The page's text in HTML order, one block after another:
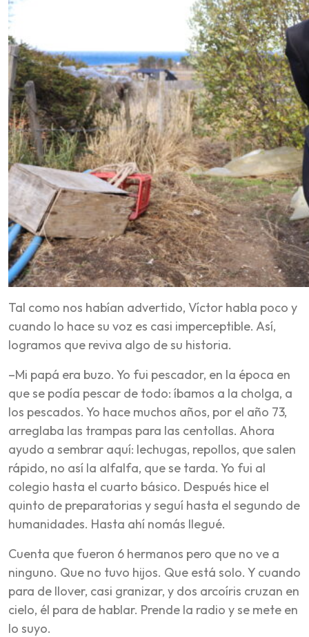
Tal como nos habían advertido, Víctor habla poco y
cuando lo hace su voz es casi imperceptible. Así,
logramos que reviva algo de su historia.
–Mi papá era buzo. Yo fui pescador, en la época en
que se podía pescar de todo: íbamos a la cholga, a
los pescados. Yo hace muchos años, por el año 73,
arreglaba las trampas para las centollas. Ahora
ayudo a sembrar aquí: lechugas, repollos, que salen
rápido, no así la alfalfa, que se tarda. Yo fui al
colegio hasta el cuarto básico. Después hice el
quinto de preparatorias y seguí hasta el segundo de
humanidades. Hasta ahí nomás llegué.
Cuenta que fueron 6 hermanos pero que no ve a
ninguno. Que no tuvo hijos. Que está solo. Y cuando
para de llover, casi granizar, y dos arcoíris cruzan en
cielo, él para de hablar. Prende la radio y se mete en
lo suyo.